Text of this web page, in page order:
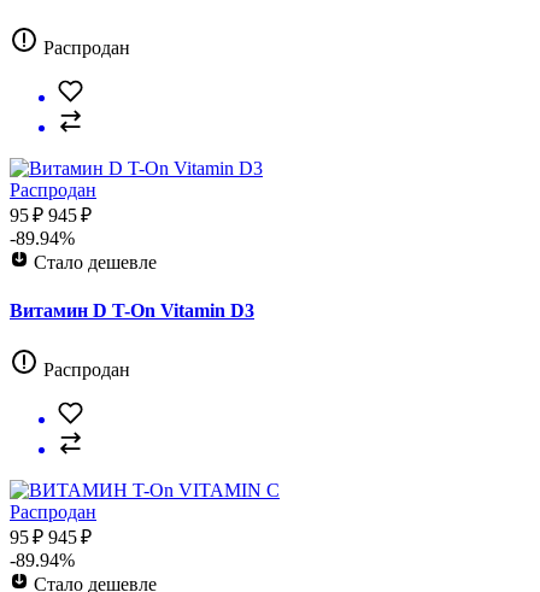
Распродан
Распродан
95 ₽ 945 ₽
-89.94%
Стало дешевле
Витамин D T-On Vitamin D3
Распродан
Распродан
95 ₽ 945 ₽
-89.94%
Стало дешевле